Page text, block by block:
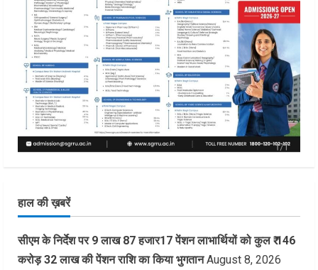
हाल की ख़बरें
सीएम के निर्देश पर 9 लाख 87 हजार17 पेंशन लाभार्थियों को कुल ₹ 146
करोड़ 32 लाख की पेंशन राशि का किया भुगतान August 8, 2026